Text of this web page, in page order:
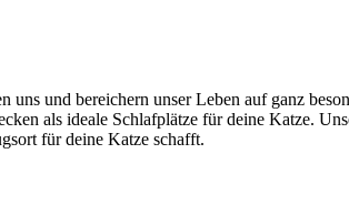
und bereichern unser Leben auf ganz
als ideale Schlafplätze für deine Katze.
für deine Katze schafft.